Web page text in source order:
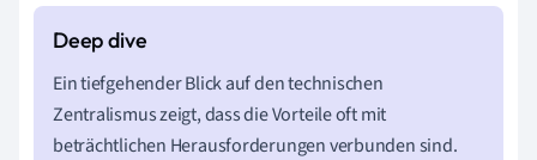
Ein tiefgehender Blick auf den technischen
Zentralismus zeigt, dass die Vorteile oft mit
beträchtlichen Herausforderungen verbunden sind.